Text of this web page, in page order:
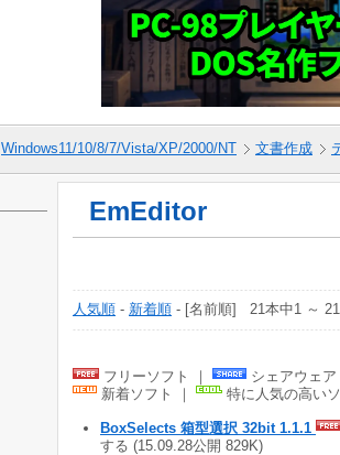
Windows11/10/8/7/Vista/XP/2000/NT 文書作成
EmEditor
人気順 - 新着順 - [名前順] 21本中1 ～
フリーソフト ｜ シェアウェア
新着ソフト ｜
特に人気の高い
BoxSelects 箱型選択 32bit 1.1.1
する (15.09.28公開 829K)